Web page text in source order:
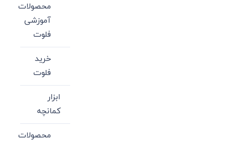
محصولات
آموزشی
فلوت
خرید
فلوت
ابزار
کمانچه
محصولات